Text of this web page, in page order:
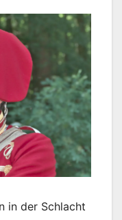
in der Schlacht